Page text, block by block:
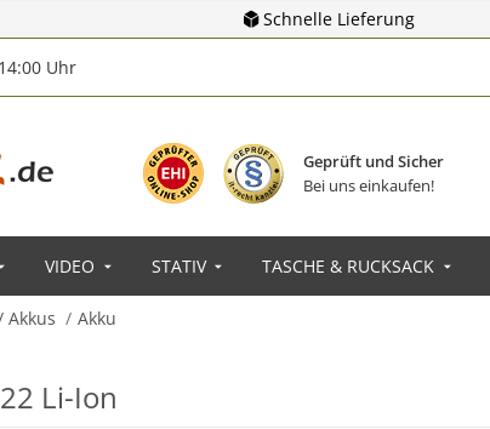
Schnelle Lieferung
Uhr
Geprüft und Sicher
Bei uns einkaufen!
VIDEO STATIV TASCHE & RUCKSACK
Akkus Akku
Li-Ion